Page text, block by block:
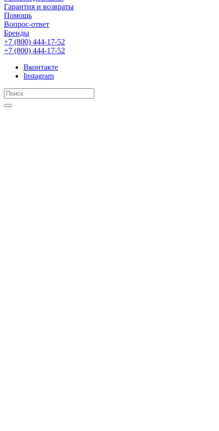
Гарантия и возвраты
Помощь
Вопрос-ответ
Бренды
+7 (800) 444-17-52
+7 (800) 444-17-52
Вконтакте
Instagram